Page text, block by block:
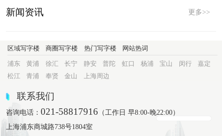
新闻资讯 更多>>
区域写字楼 商圈写字楼 热门写字楼 网站热词
浦东 黄浦 徐汇 长宁 静安 普陀 虹口 杨浦 宝山 闵行
嘉定
松江
青浦 奉贤 金山 上海周边
联系我们
咨询电话：021-58817916 （工作日 早8:00-晚22:00）
上海浦东商城路738号1804室